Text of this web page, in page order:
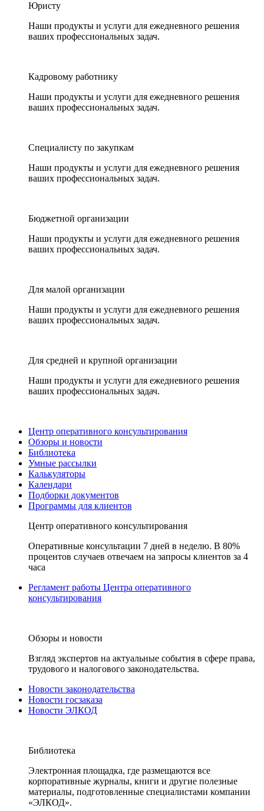
Юристу
Наши продукты и услуги для ежедневного решения
ваших профессиональных задач.
Кадровому работнику
Наши продукты и услуги для ежедневного решения
ваших профессиональных задач.
Специалисту по закупкам
Наши продукты и услуги для ежедневного решения
ваших профессиональных задач.
Бюджетной организации
Наши продукты и услуги для ежедневного решения
ваших профессиональных задач.
Для малой организации
Наши продукты и услуги для ежедневного решения
ваших профессиональных задач.
Для средней и крупной организации
Наши продукты и услуги для ежедневного решения
ваших профессиональных задач.
Центр оперативного консультирования
Обзоры и новости
Библиотека
Умные рассылки
Калькуляторы
Календари
Подборки документов
Программы для клиентов
Центр оперативного консультирования
Оперативные консультации 7 дней в неделю. В 80%
процентов случаев отвечаем на запросы клиентов за 4
часа
Регламент работы Центра оперативного
консультирования
Обзоры и новости
Взгляд экспертов на актуальные события в сфере права,
трудового и налогового законодательства.
Новости законодательства
Новости госзаказа
Новости ЭЛКОД
Библиотека
Электронная площадка, где размещаются все
корпоративные журналы, книги и другие полезные
материалы, подготовленные специалистами компании
«ЭЛКОД».